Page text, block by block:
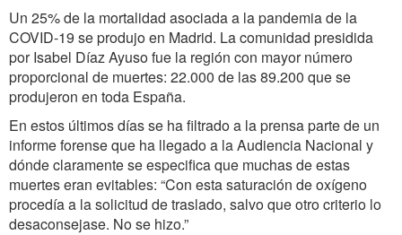
Un 25% de la mortalidad asociada a la pandemia de la
COVID-19 se produjo en Madrid. La comunidad presidida
por Isabel Díaz Ayuso fue la región con mayor número
proporcional de muertes: 22.000 de las 89.200 que se
produjeron en toda España.
En estos últimos días se ha filtrado a la prensa parte de un
informe forense que ha llegado a la Audiencia Nacional y
dónde claramente se especifica que muchas de estas
muertes eran evitables: “Con esta saturación de oxígeno
procedía a la solicitud de traslado, salvo que otro criterio lo
desaconsejase. No se hizo.”